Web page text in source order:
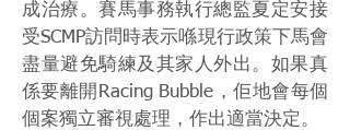
成治療。賽馬事務執行總監夏定安接
受SCMP訪問時表示喺現行政策下馬會
盡量避免騎練及其家人外出。如果真
係要離開Racing Bubble，佢地會每個
個案獨立審視處理，作出適當決定。